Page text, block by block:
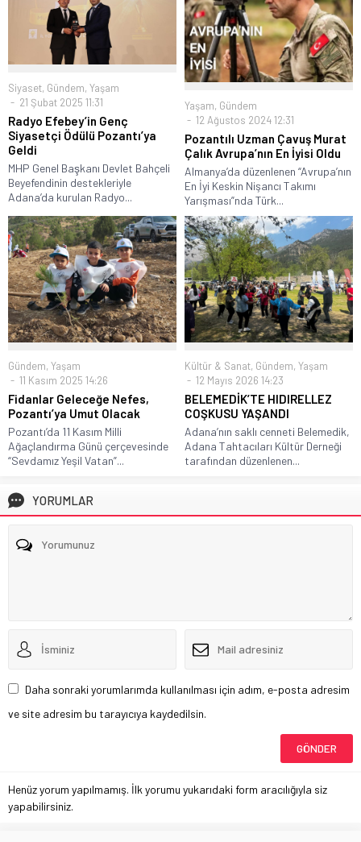
Siyaset, Gündem, Yaşam
21 Şubat 2025 11:31
Radyo Efebey’in Genç
Siyasetçi Ödülü Pozantı’ya
Geldi
MHP Genel Başkanı Devlet Bahçeli
Beyefendinin destekleriyle
Adana’da kurulan Radyo...
Yaşam, Gündem
12 Ağustos 2024 12:31
Pozantılı Uzman Çavuş Murat
Çalık Avrupa’nın En İyisi Oldu
Almanya’da düzenlenen “Avrupa’nın
En İyi Keskin Nişancı Takımı
Yarışması”nda Türk...
Gündem, Yaşam
11 Kasım 2025 14:26
Fidanlar Geleceğe Nefes,
Pozantı’ya Umut Olacak
Pozantı’da 11 Kasım Milli
Ağaçlandırma Günü çerçevesinde
“Sevdamız Yeşil Vatan”...
Kültür & Sanat, Gündem, Yaşam
12 Mayıs 2026 14:23
BELEMEDİK’TE HIDIRELLEZ
COŞKUSU YAŞANDI
Adana’nın saklı cenneti Belemedik,
Adana Tahtacıları Kültür Derneği
tarafından düzenlenen...
YORUMLAR
Daha sonraki yorumlarımda kullanılması için adım, e-posta adresim
ve site adresim bu tarayıcıya kaydedilsin.
Henüz yorum yapılmamış. İlk yorumu yukarıdaki form aracılığıyla siz
yapabilirsiniz.